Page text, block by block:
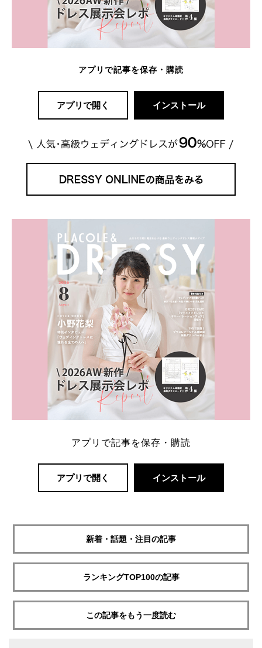
アプリで記事を保存・購読
アプリで開く インストール
アプリで記事を保存・購読
アプリで開く インストール
新着・話題・注目の記事
ランキングTOP100の記事
この記事をもう一度読む